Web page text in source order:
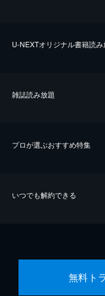
U-NEXTオリジナル書籍読み
雑誌読み放題
プロが選ぶおすすめ特集
いつでも解約できる
無料ト